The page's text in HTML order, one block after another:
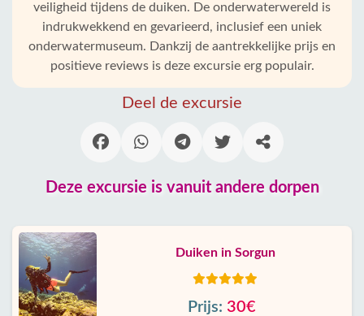
veiligheid tijdens de duiken. De onderwaterwereld is
indrukwekkend en gevarieerd, inclusief een uniek
onderwatermuseum. Dankzij de aantrekkelijke prijs en
positieve reviews is deze excursie erg populair.
Deel de excursie
Deze excursie is vanuit andere dorpen
Duiken in Sorgun
Prijs: 30€